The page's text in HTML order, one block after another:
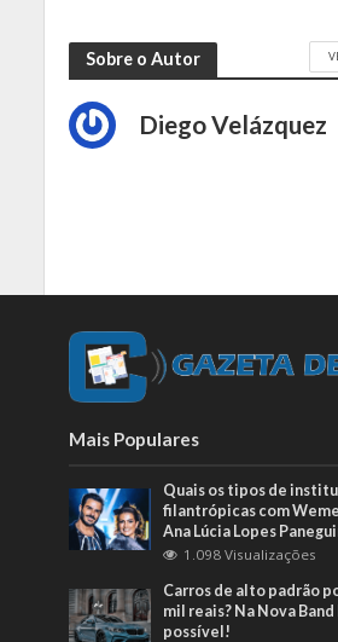
Sobre o Autor
Diego Velázquez
Mais Populares
Quais os tipos de
filantrópicas com
Ana Lúcia Lopes
1.098 Visualizações
Carros de alto padrão
mil reais? Na Nova
possível!